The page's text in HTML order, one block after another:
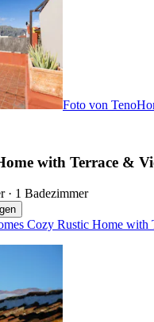
Foto von
with Terrace &
· 1 Badezimmer
Cozy Rustic Home